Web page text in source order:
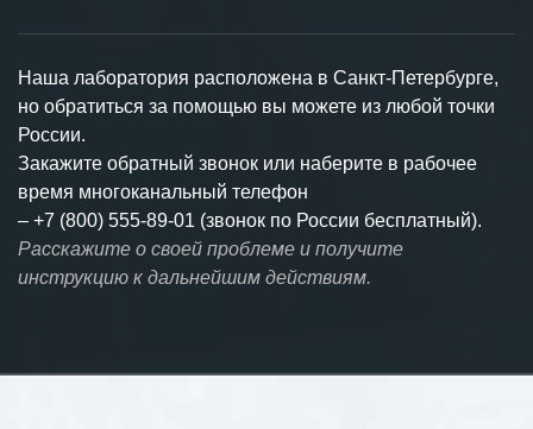
Наша лаборатория расположена в Санкт-Петербурге,
но обратиться за помощью вы можете из любой точки
России.
Закажите обратный звонок или наберите в рабочее
время многоканальный телефон
– +7 (800) 555-89-01 (звонок по России бесплатный).
Расскажите о своей проблеме и получите
инструкцию к дальнейшим действиям.